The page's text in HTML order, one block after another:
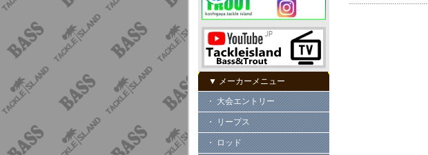
▼ メーカーメニュー
・ 大会エントリー
・ リープス
・ ロッド